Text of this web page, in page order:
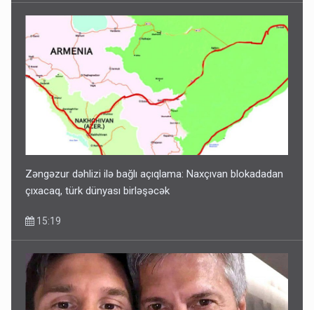
Zəngəzur dəhlizi ilə bağlı açıqlama: Naxçıvan blokadadan
çıxacaq, türk dünyası birləşəcək
15:19